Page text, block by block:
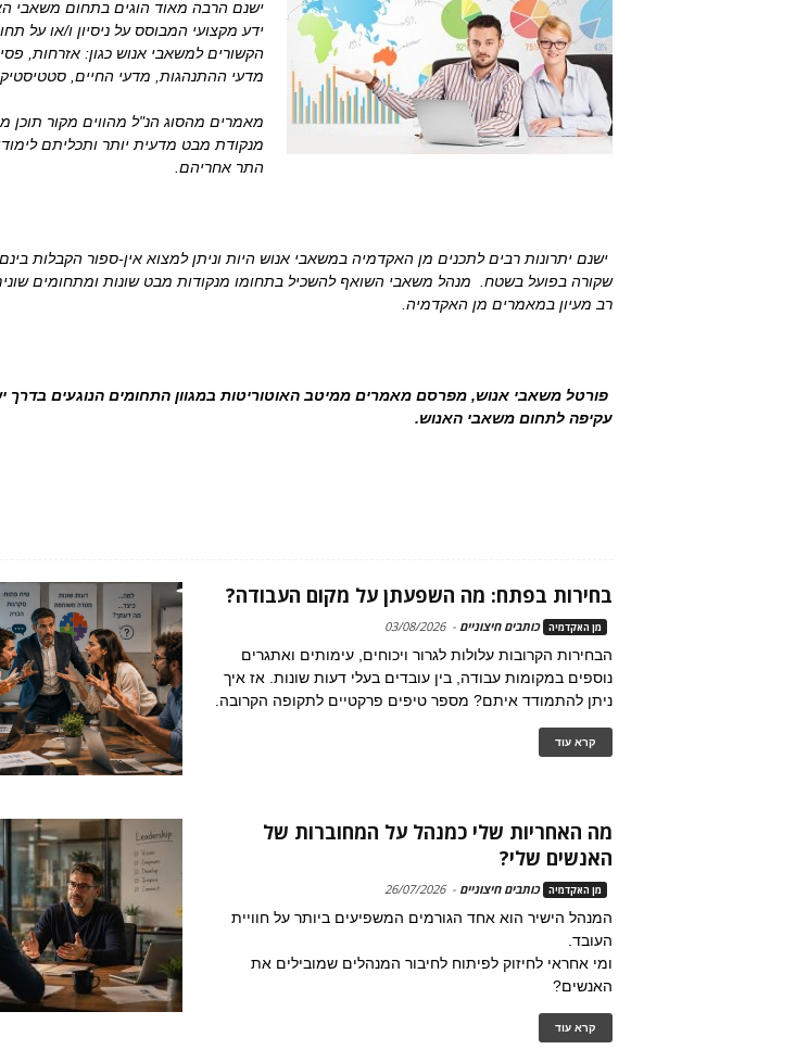
ישנם הרבה מאוד הוגים בתחום משאבי
ידע מקצועי המבוסס על ניסיון ו/או על
הקשורים למשאבי אנוש כגון: אזרחות,
מדעי ההתנהגות, מדעי החיים,
מאמרים מהסוג הנ"ל מהווים מקור תוכן
מנקודת מבט מדעית יותר ותכליתם
התר אחריהם.
ישנם יתרונות רבים לתכנים מן האקדמיה במשאבי אנוש היות וניתן למצוא אין-ספור הקבלות
שקורה בפועל בשטח. מנהל משאבי השואף להשכיל בתחומו מנקודות מבט שונות ומתחומים
רב מעיון במאמרים מן האקדמיה.
פורטל משאבי אנוש, מפרסם מאמרים ממיטב האוטוריטות במגוון התחומים הנוגעים בדרך
עקיפה לתחום משאבי האנוש.
בחירות בפתח: מה השפעתן על מקום העבודה?
מן האקדמיה כותבים חיצוניים -
03/08/2026
הבחירות הקרובות עלולות לגרור ויכוחים, עימותים ואתגרים
נוספים במקומות עבודה, בין עובדים בעלי דעות שונות. אז איך
ניתן להתמודד איתם? מספר טיפים פרקטיים לתקופה הקרובה.
קרא עוד
מה האחריות שלי כמנהל על המחוברות של
האנשים שלי?
מן האקדמיה כותבים חיצוניים -
26/07/2026
המנהל הישיר הוא אחד הגורמים המשפיעים ביותר על חוויית
העובד.
ומי אחראי לחיזוק לפיתוח לחיבור המנהלים שמובילים את
האנשים?
קרא עוד